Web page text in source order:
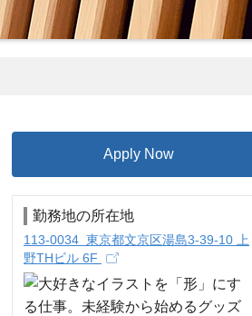
Apply Now
勤務地の所在地
113-0034 東京都文京区湯島3-39-10 上
野THビル 6F